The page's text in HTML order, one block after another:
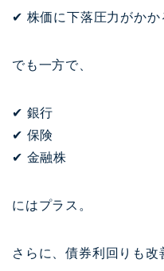
✔ 株価に下落圧力がかか
でも一方で、
✔ 銀行
✔ 保険
✔ 金融株
にはプラス。
さらに、債券利回りも改